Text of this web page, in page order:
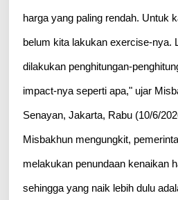
harga yang paling rendah. Untuk
belum kita lakukan exercise-nya.
dilakukan penghitungan-
impact-nya seperti apa," ujar
Senayan, Jakarta, Rabu (10/6/
Misbakhun mengungkit,
melakukan penundaan kenaikan
sehingga yang naik lebih dulu